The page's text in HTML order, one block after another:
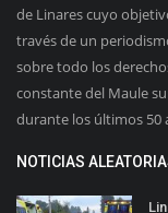
de Linares cuyo
través de un
sobre todo los
constante del Maule
durante los últimos 50
NOTICIAS